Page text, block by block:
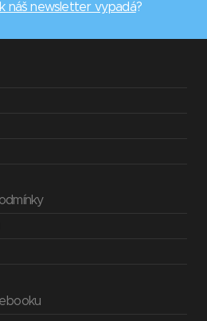
náš newsletter vypadá?